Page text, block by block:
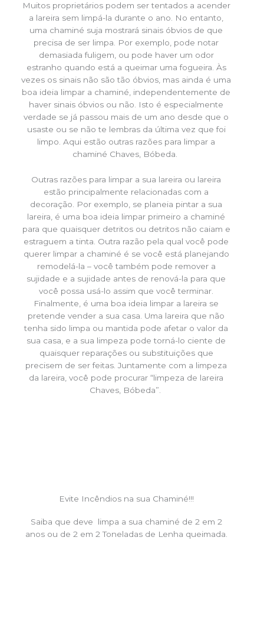
Muitos proprietários podem ser tentados a acender
a lareira sem limpá-la durante o ano. No entanto,
uma chaminé suja mostrará sinais óbvios de que
precisa de ser limpa. Por exemplo, pode notar
demasiada fuligem, ou pode haver um odor
estranho quando está a queimar uma fogueira. Às
vezes os sinais não são tão óbvios, mas ainda é uma
boa ideia limpar a chaminé, independentemente de
haver sinais óbvios ou não. Isto é especialmente
verdade se já passou mais de um ano desde que o
usaste ou se não te lembras da última vez que foi
limpo. Aqui estão outras razões para limpar a
chaminé Chaves, Bóbeda.
Outras razões para limpar a sua lareira ou lareira
estão principalmente relacionadas com a
decoração. Por exemplo, se planeia pintar a sua
lareira, é uma boa ideia limpar primeiro a chaminé
para que quaisquer detritos ou detritos não caiam e
estraguem a tinta. Outra razão pela qual você pode
querer limpar a chaminé é se você está planejando
remodelá-la – você também pode remover a
sujidade e a sujidade antes de renová-la para que
você possa usá-lo assim que você terminar.
Finalmente, é uma boa ideia limpar a lareira se
pretende vender a sua casa. Uma lareira que não
tenha sido limpa ou mantida pode afetar o valor da
sua casa, e a sua limpeza pode torná-lo ciente de
quaisquer reparações ou substituições que
precisem de ser feitas. Juntamente com a limpeza
da lareira, você pode procurar “limpeza de lareira
Chaves, Bóbeda”.
Evite Incêndios na sua Chaminé!!!
Saiba que deve limpa a sua chaminé de 2 em 2
anos ou de 2 em 2 Toneladas de Lenha queimada.